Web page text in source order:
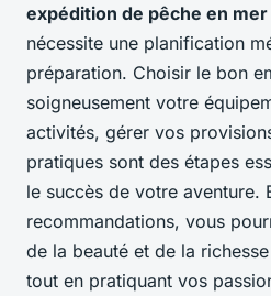
expédition de pêche en
nécessite une planification
préparation. Choisir le bon
soigneusement votre
activités, gérer vos
pratiques sont des étapes
le succès de votre aventure.
recommandations, vous
de la beauté et de la
tout en pratiquant vos